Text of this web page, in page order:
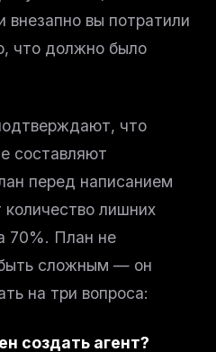
вы потратили
что должно было
что
составляют
перед написанием
лишних
70%. План не
сложным — он
на три вопроса:
создать агент?